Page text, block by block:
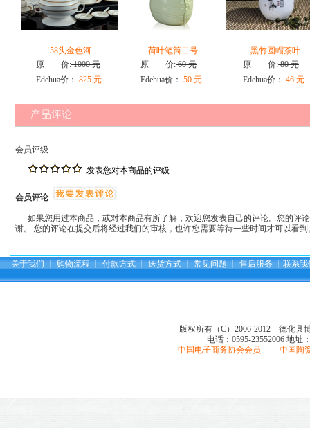
58头金色河
原 价:1000 元
Edehua价： 825 元
荷叶笔筒二号
原 价:60 元
Edehua价： 50 元
黑竹圆帽茶叶
原 价:80 元
Edehua价： 46 元
会员评级
发表您对本商品的评级
会员评论
如果您用过本商品，或对本商品有所了解，欢迎您发表自己的评论。您的评
谢。 您的评论在提交后将经过我们的审核，也许您需要等待一些时间才可以看
关于我们 ┆ 购物流程 ┆ 付款方式 ┆ 送货方式 ┆ 常见问题 ┆ 售后服务 ┆ 联系我
版权所有（C）2006-2012 德化县
电话：0595-23552006 地址
中国电子商务协会会员 中国陶